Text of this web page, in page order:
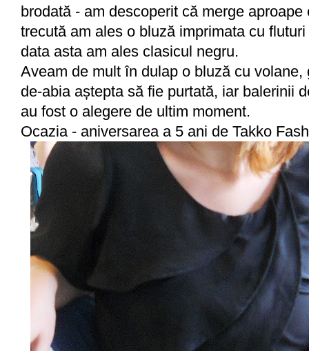
brodată - am descoperit că merge aproape
trecută am ales o bluză imprimata cu
data asta am ales clasicul negru.
Aveam de mult în dulap o bluză cu volane,
de-abia aștepta să fie purtată, iar balerinii
au fost o alegere de ultim moment.
Ocazia - aniversarea a 5 ani de Takko